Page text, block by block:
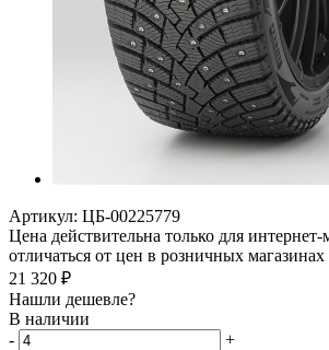
Артикул: ЦБ-00225779
Цена действительна только для
отличаться от цен в розничных магазинах
21 320 ₽
Нашли дешевле?
В наличии
-
+